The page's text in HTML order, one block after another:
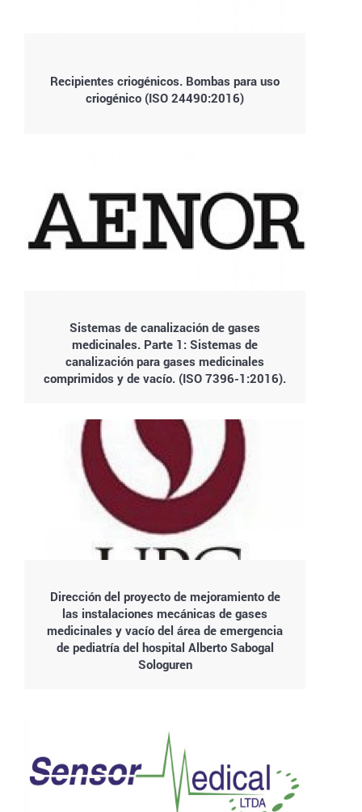
Recipientes criogénicos. Bombas para uso
criogénico (ISO 24490:2016)
Sistemas de canalización de gases
medicinales. Parte 1: Sistemas de
canalización para gases medicinales
comprimidos y de vacío. (ISO 7396-1:2016).
Dirección del proyecto de mejoramiento de
las instalaciones mecánicas de gases
medicinales y vacío del área de emergencia
de pediatría del hospital Alberto Sabogal
Sologuren